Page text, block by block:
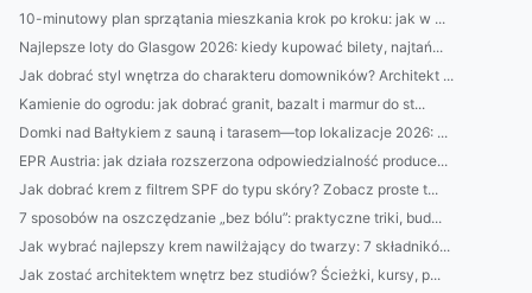
10-minutowy plan sprzątania mieszkania krok po kroku: jak w ...
Najlepsze loty do Glasgow 2026: kiedy kupować bilety, najtań...
Jak dobrać styl wnętrza do charakteru domowników? Architekt ...
Kamienie do ogrodu: jak dobrać granit, bazalt i marmur do st...
Domki nad Bałtykiem z sauną i tarasem—top lokalizacje 2026: ...
EPR Austria: jak działa rozszerzona odpowiedzialność produce...
Jak dobrać krem z filtrem SPF do typu skóry? Zobacz proste t...
7 sposobów na oszczędzanie „bez bólu”: praktyczne triki, bud...
Jak wybrać najlepszy krem nawilżający do twarzy: 7 składnikó...
Jak zostać architektem wnętrz bez studiów? Ścieżki, kursy, p...